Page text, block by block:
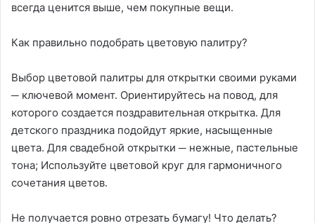
всегда ценится выше, чем покупные вещи.
Как правильно подобрать цветовую палитру?
Выбор цветовой палитры для открытки своими руками
─ ключевой момент. Ориентируйтесь на повод, для
которого создается поздравительная открытка. Для
детского праздника подойдут яркие, насыщенные
цвета. Для свадебной открытки ─ нежные, пастельные
тона; Используйте цветовой круг для гармоничного
сочетания цветов.
Не получается ровно отрезать бумагу! Что делать?